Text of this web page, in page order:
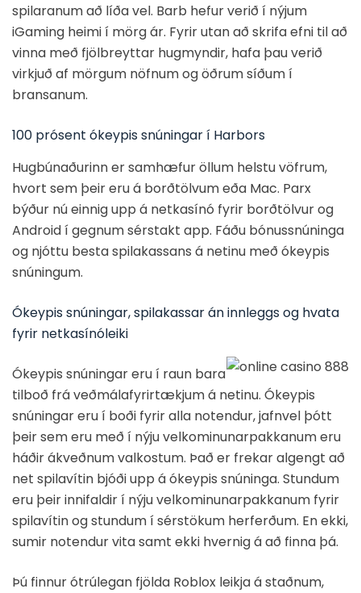
spilaranum að líða vel. Barb hefur verið í nýjum
iGaming heimi í mörg ár. Fyrir utan að skrifa efni til að
vinna með fjölbreyttar hugmyndir, hafa þau verið
virkjuð af mörgum nöfnum og öðrum síðum í
bransanum.
100 prósent ókeypis snúningar í Harbors
Hugbúnaðurinn er samhæfur öllum helstu vöfrum,
hvort sem þeir eru á borðtölvum eða Mac. Parx
býður nú einnig upp á netkasínó fyrir borðtölvur og
Android í gegnum sérstakt app. Fáðu bónussnúninga
og njóttu besta spilakassans á netinu með ókeypis
snúningum.
Ókeypis snúningar, spilakassar án innleggs og hvata
fyrir netkasínóleiki
Ókeypis snúningar eru í raun bara
tilboð frá veðmálafyrirtækjum á netinu. Ókeypis
snúningar eru í boði fyrir alla notendur, jafnvel þótt
þeir sem eru með í nýju velkominunarpakkanum eru
háðir ákveðnum valkostum. Það er frekar algengt að
net spilavítin bjóði upp á ókeypis snúninga. Stundum
eru þeir innifaldir í nýju velkominunarpakkanum fyrir
spilavítin og stundum í sérstökum herferðum. En ekki,
sumir notendur vita samt ekki hvernig á að finna þá.
Þú finnur ótrúlegan fjölda Roblox leikja á staðnum,